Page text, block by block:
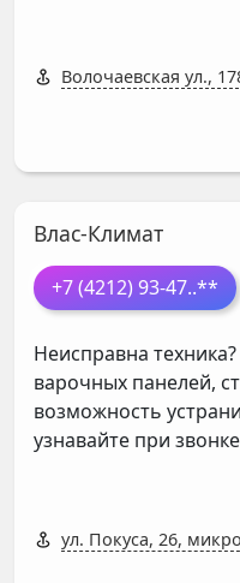
Волочаевская ул.,
Влас-Климат
+7 (4212) 93-47..**
Неисправна
варочных панелей,
возможность
узнавайте при звонке
ул. Покуса, 26,